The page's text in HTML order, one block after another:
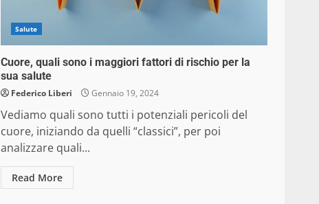
Salute
Cuore, quali sono i maggiori fattori di rischio per la
sua salute
Federico Liberi Gennaio 19, 2024
Vediamo quali sono tutti i potenziali pericoli del
cuore, iniziando da quelli “classici”, per poi
analizzare quali...
Read More